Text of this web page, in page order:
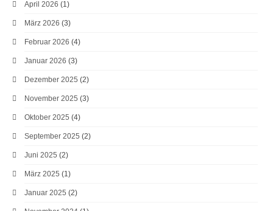
April 2026 (1)
März 2026 (3)
Februar 2026 (4)
Januar 2026 (3)
Dezember 2025 (2)
November 2025 (3)
Oktober 2025 (4)
September 2025 (2)
Juni 2025 (2)
März 2025 (1)
Januar 2025 (2)